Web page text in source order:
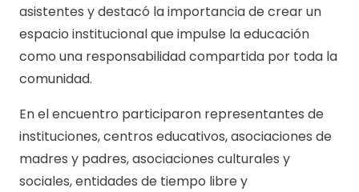
asistentes y destacó la importancia de crear un
espacio institucional que impulse la educación
como una responsabilidad compartida por toda la
comunidad.
En el encuentro participaron representantes de
instituciones, centros educativos, asociaciones de
madres y padres, asociaciones culturales y
sociales, entidades de tiempo libre y